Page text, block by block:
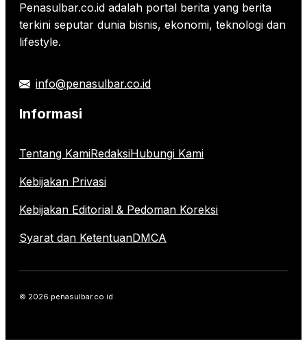
Penasulbar.co.id adalah portal berita yang berita
terkini seputar dunia bisnis, ekonomi, teknologi dan
lifestyle.
info@penasulbar.co.id
Informasi
Tentang KamiRedaksiHubungi Kami
Kebijakan Privasi
Kebijakan Editorial & Pedoman Koreksi
Syarat dan KetentuanDMCA
© 2026 penasulbar.co.id